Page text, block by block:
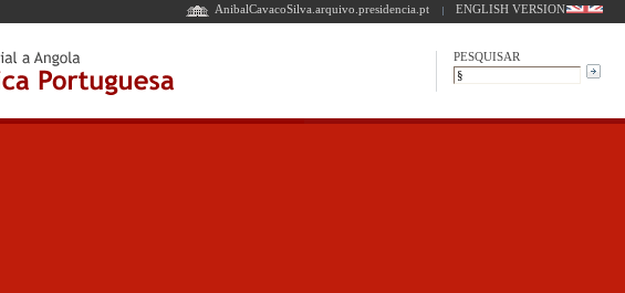
AnibalCavacoSilva.arquivo.presidencia.pt ENGLISH VERSION
PESQUISAR